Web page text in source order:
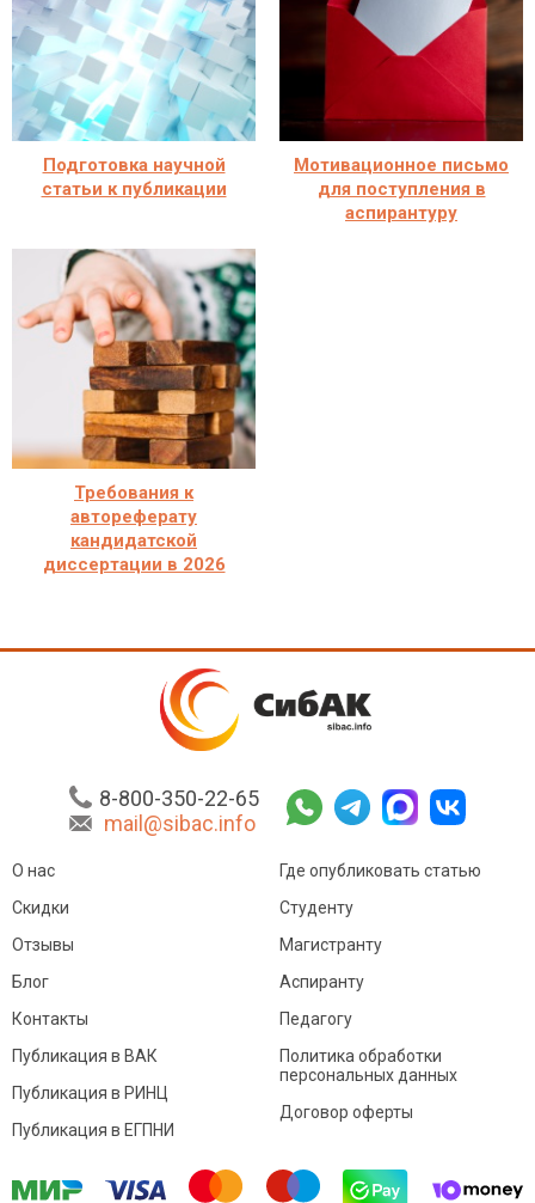
Подготовка научной
статьи к публикации
Мотивационное письмо
для поступления в
аспирантуру
Требования к
автореферату
кандидатской
диссертации в 2026
8-800-350-22-65
mail@sibac.info
О нас
Скидки
Отзывы
Блог
Контакты
Где опубликовать статью
Студенту
Магистранту
Аспиранту
Педагогу
Публикация в ВАК
Публикация в РИНЦ
Публикация в ЕГПНИ
Политика обработки
персональных данных
Договор оферты